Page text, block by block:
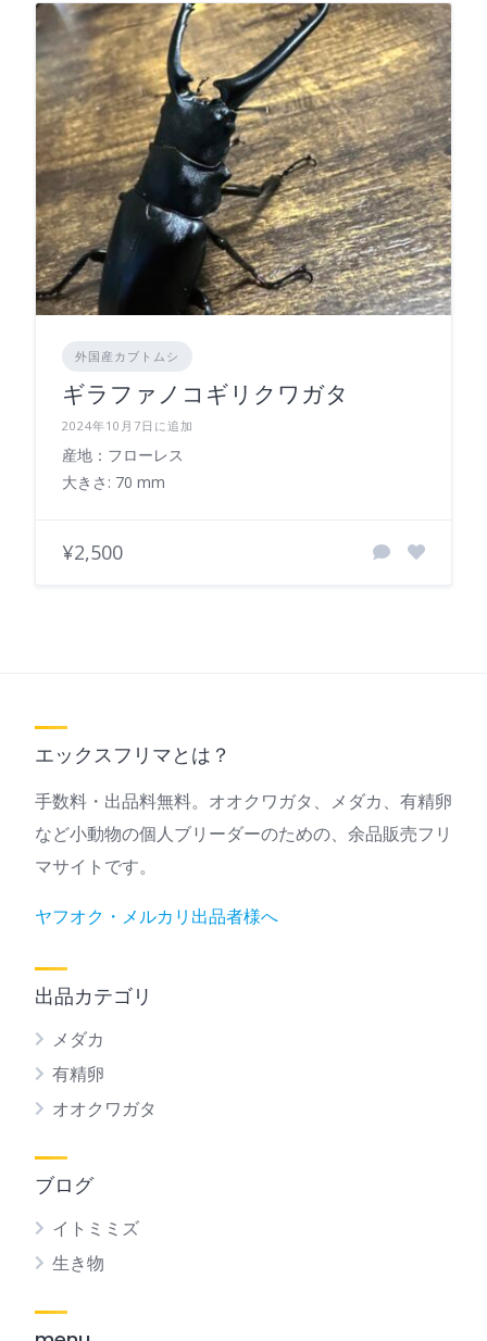
外国産カブトムシ
ギラファノコギリクワガタ
2024年10月7日に追加
産地：フローレス
大きさ: 70 mm
¥2,500
エックスフリマとは？
手数料・出品料無料。オオクワガタ、メダカ、有精卵
など小動物の個人ブリーダーのための、余品販売フリ
マサイトです。
ヤフオク・メルカリ出品者様へ
出品カテゴリ
メダカ
有精卵
オオクワガタ
ブログ
イトミミズ
生き物